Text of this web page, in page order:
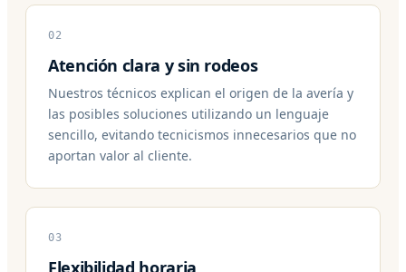
02
Atención clara y sin rodeos
Nuestros técnicos explican el origen de la avería y
las posibles soluciones utilizando un lenguaje
sencillo, evitando tecnicismos innecesarios que no
aportan valor al cliente.
03
Flexibilidad horaria